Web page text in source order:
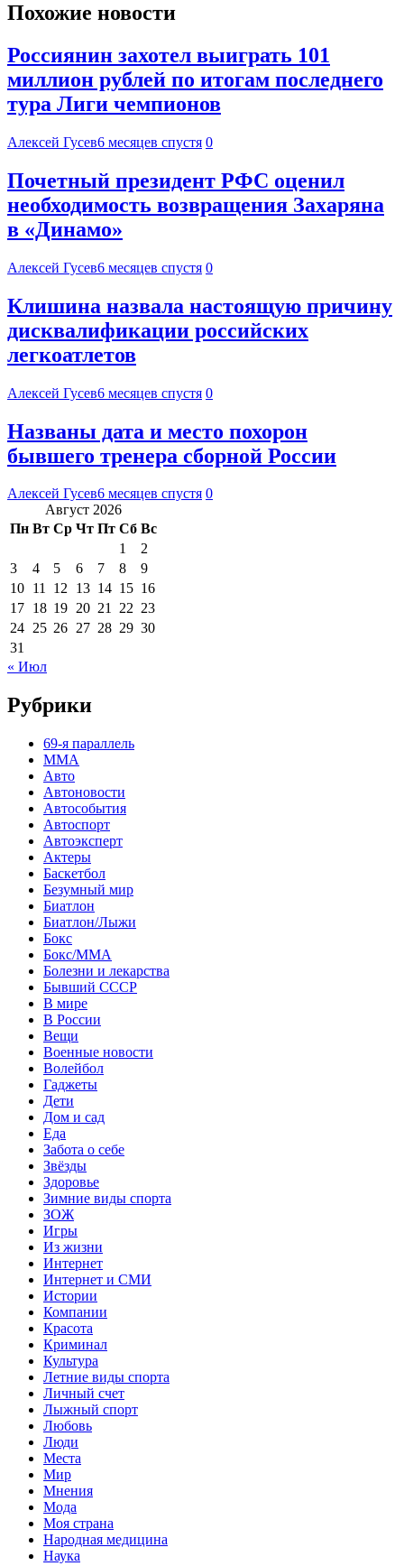
Похожие новости
Россиянин захотел выиграть 101
миллион рублей по итогам последнего
тура Лиги чемпионов
Алексей Гусев6 месяцев спустя 0
Почетный президент РФС оценил
необходимость возвращения Захаряна
в «Динамо»
Алексей Гусев6 месяцев спустя 0
Клишина назвала настоящую причину
дисквалификации российских
легкоатлетов
Алексей Гусев6 месяцев спустя 0
Названы дата и место похорон
бывшего тренера сборной России
Алексей Гусев6 месяцев спустя 0
Август 2026
Пн Вт Ср Чт Пт Сб Вс
1
2
3
4 5 6 7 8
9
10 11 12 13 14 15 16
17 18 19 20 21 22 23
24 25 26 27 28 29 30
31
« Июл
Рубрики
69-я параллель
MMA
Авто
Автоновости
Автособытия
Автоспорт
Автоэксперт
Актеры
Баскетбол
Безумный мир
Биатлон
Биатлон/Лыжи
Бокс
Бокс/MMA
Болезни и лекарства
Бывший СССР
В мире
В России
Вещи
Военные новости
Волейбол
Гаджеты
Дети
Дом и сад
Еда
Забота о себе
Звёзды
Здоровье
Зимние виды спорта
ЗОЖ
Игры
Из жизни
Интернет
Интернет и СМИ
Истории
Компании
Красота
Криминал
Культура
Летние виды спорта
Личный счет
Лыжный спорт
Любовь
Люди
Места
Мир
Мнения
Мода
Моя страна
Народная медицина
Наука